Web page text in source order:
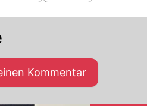
Kommentar